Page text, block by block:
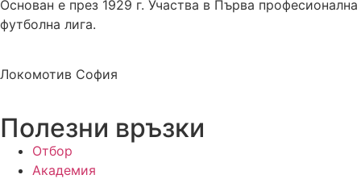
Основан е през 1929 г. Участва в Първа професионална
футболна лига.
Локомотив София
Полезни връзки
Отбор
Академия